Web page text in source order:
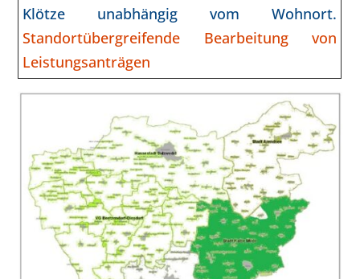
Klötze unabhängig vom Wohnort.
Standortübergreifende Bearbeitung von
Leistungsanträgen